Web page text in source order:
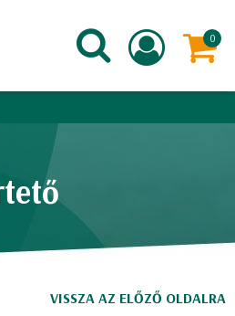
VISSZA AZ ELŐZŐ OLDALRA